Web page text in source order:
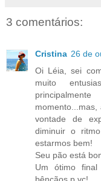
3 comentários:
Cristina 26 de
Oi Léia, sei
muito
vontade de
diminuir o
estarmos bem!
Seu pão está
Um ótimo
bênçãos p vc!